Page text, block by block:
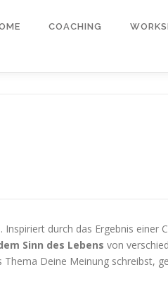
COACHING
durch das Ergebnis einer
Sinn des Lebens von
Deine Meinung schreibst,